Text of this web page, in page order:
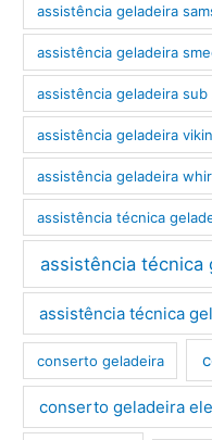
assistência geladeira
assistência geladeira
assistência geladeira sub
assistência geladeira
assistência geladeira
assistência técnica
assistência técnica
assistência técnica
conserto geladeira
conserto geladeira